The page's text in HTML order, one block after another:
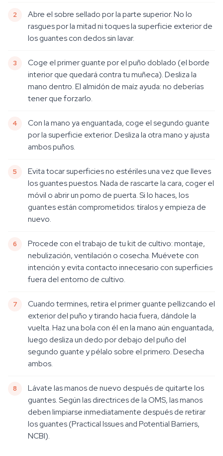
Abre el sobre sellado por la parte superior. No lo
rasgues por la mitad ni toques la superficie exterior de
los guantes con dedos sin lavar.
Coge el primer guante por el puño doblado (el borde
interior que quedará contra tu muñeca). Desliza la
mano dentro. El almidón de maíz ayuda: no deberías
tener que forzarlo.
Con la mano ya enguantada, coge el segundo guante
por la superficie exterior. Desliza la otra mano y ajusta
ambos puños.
Evita tocar superficies no estériles una vez que lleves
los guantes puestos. Nada de rascarte la cara, coger el
móvil o abrir un pomo de puerta. Si lo haces, los
guantes están comprometidos: tíralos y empieza de
nuevo.
Procede con el trabajo de tu kit de cultivo: montaje,
nebulización, ventilación o cosecha. Muévete con
intención y evita contacto innecesario con superficies
fuera del entorno de cultivo.
Cuando termines, retira el primer guante pellizcando el
exterior del puño y tirando hacia fuera, dándole la
vuelta. Haz una bola con él en la mano aún enguantada,
luego desliza un dedo por debajo del puño del
segundo guante y pélalo sobre el primero. Desecha
ambos.
Lávate las manos de nuevo después de quitarte los
guantes. Según las directrices de la OMS, las manos
deben limpiarse inmediatamente después de retirar
los guantes (Practical Issues and Potential Barriers,
NCBI).